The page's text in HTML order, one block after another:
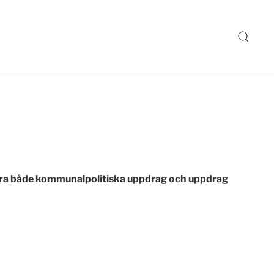
både kommunalpolitiska uppdrag och uppdrag